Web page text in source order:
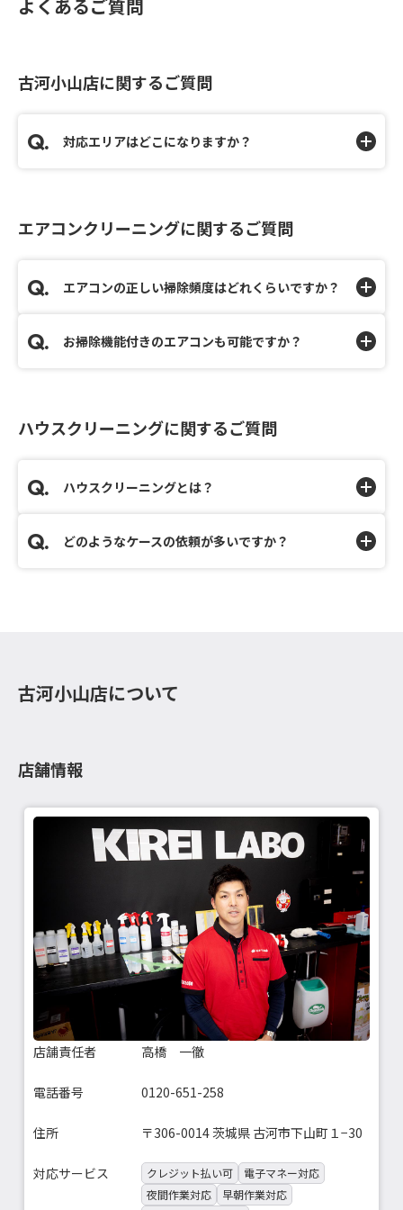
よくあるご質問
古河小山店に関するご質問
対応エリアはどこになりますか？
エアコンクリーニングに関するご質問
エアコンの正しい掃除頻度はどれくらいですか？
お掃除機能付きのエアコンも可能ですか？
ハウスクリーニングに関するご質問
ハウスクリーニングとは？
どのようなケースの依頼が多いですか？
古河小山店について
店舗情報
店舗責任者 高橋 一徹
電話番号 0120-651-258
住所 〒306-0014 茨城県 古河市下山町１−30
対応サービス クレジット払い可
電子マネー対応
夜間作業対応
早朝作業対応